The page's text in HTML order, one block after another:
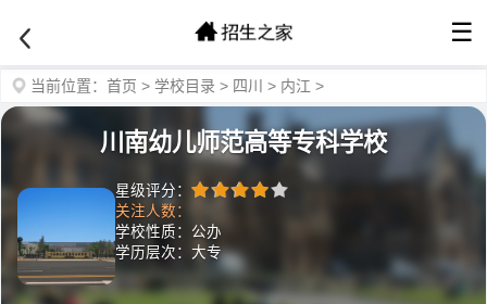
☰
当前位置： 首页 > 学校目录 > 四川 > 内江 >
川南幼儿师范高等专科学校
星级评分：
关注人数：
学校性质：公办
学历层次：大专